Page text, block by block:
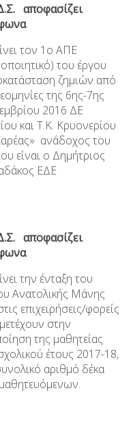
αποφασίζει
τον 1 ο ΑΠΕ
του έργου
ζημιών από
της 6ης-7ης
2016 ΔΕ
και Τ.Κ. Κρυονερίου
ανάδοχος του
είναι ο Δημήτριος
ΕΔΕ
αποφασίζει
την ένταξη του
Ανατολικής Μάνης
επιχειρήσεις/φορείς
στην
της μαθητείας
έτους 2017-18,
αριθμό δέκα